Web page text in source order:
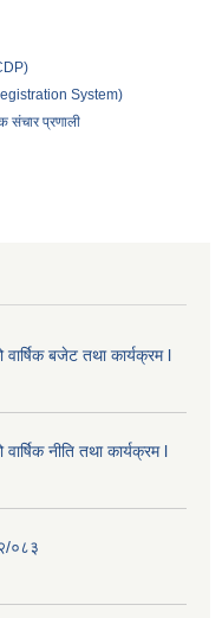
System)
संचार प्रणाली
बजेट तथा कार्यक्रम l
नीति तथा कार्यक्रम l
०८३